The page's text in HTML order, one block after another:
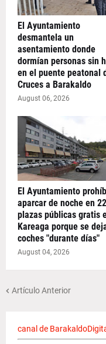
El Ayuntamiento
desmantela un
asentamiento donde
dormían personas sin
en el puente peatonal
Cruces a Barakaldo
August 06, 2026
El Ayuntamiento
aparcar de noche en
plazas públicas gratis
Kareaga porque se
coches "durante días"
August 04, 2026
Artículo Anterior
canal de